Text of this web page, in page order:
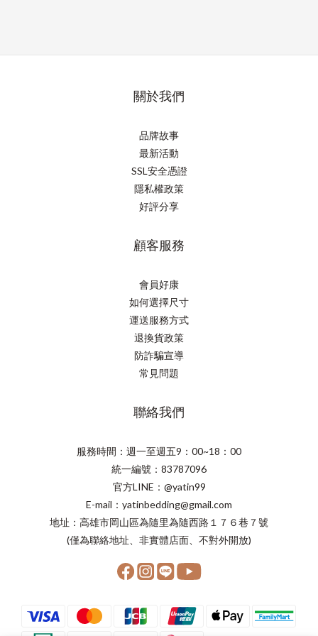
關於我們
品牌故事
最新活動
SSL安全憑證
隱私權政策
好評分享
顧客服務
會員好康
如何選擇尺寸
運送服務方式
退換貨政策
防詐騙宣導
常見問題
聯絡我們
服務時間：週一至週五9：00~18：00
統一編號：83787096
官方LINE：@yatin99
E-mail：yatinbedding@gmail.com
地址：高雄市岡山區為隨里為隨西路１７６巷７號
(僅為聯絡地址、非實體店面、不對外開放)